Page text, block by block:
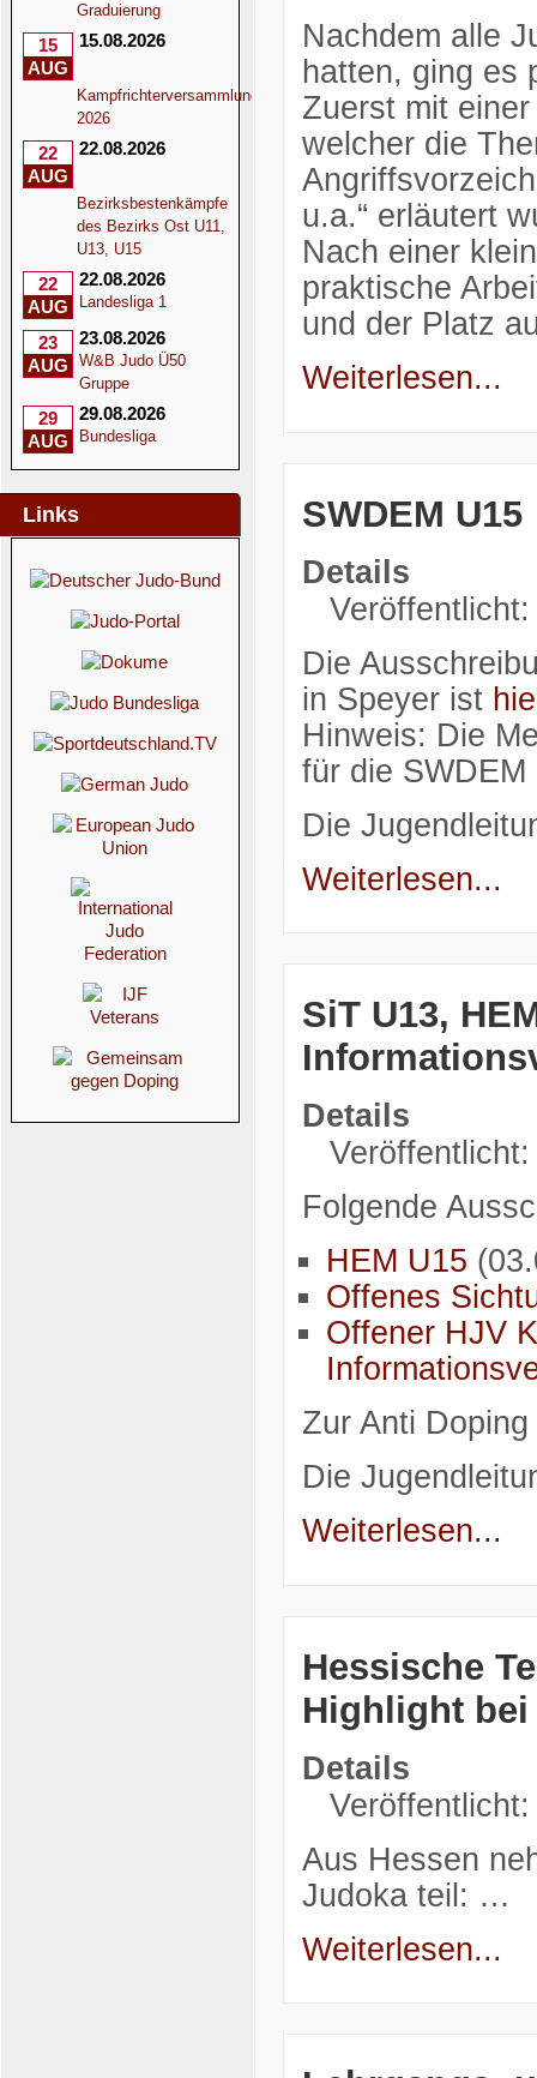
Graduierung
15
AUG
15.08.2026
Kampfrichterversammlung
2026
22
AUG
22.08.2026
Bezirksbestenkämpfe
des Bezirks Ost U11,
U13, U15
22
AUG
22.08.2026
Landesliga 1
23
AUG
23.08.2026
W&B Judo Ü50
Gruppe
29
AUG
29.08.2026
Bundesliga
Links
Nachdem alle
hatten, ging es
Zuerst mit
welcher die
u.a.“ erläutert
Nach einer
praktische
und der Platz
Weiterlesen...
SWDEM U15
Details
Die
in Speyer ist
Hinweis: Die
für die
Die
Weiterlesen...
SiT U13,
Details
Folgende
HEM U15
Offenes
Offener HJV
Zur Anti
Die
Weiterlesen...
Hessische
Highlight bei
Details
Aus Hessen
Judoka teil: …
Weiterlesen...